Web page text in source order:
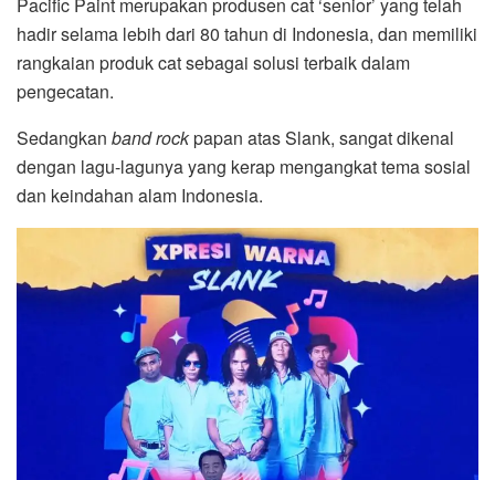
hadir selama lebih dari 80 tahun di Indonesia, dan memiliki
rangkaian produk cat sebagai solusi terbaik dalam
pengecatan.
Sedangkan band rockpapan atas Slank, sangat dikenal
dengan lagu-lagunya yang kerap mengangkat tema sosial
dan keindahan alam Indonesia.